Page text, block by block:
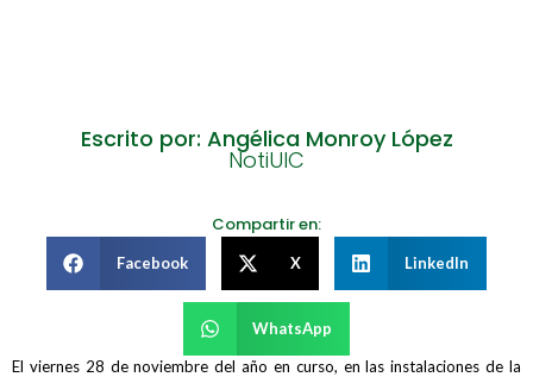
Escrito por: Angélica Monroy López
NotiUIC
Compartir en:
Facebook X LinkedIn
WhatsApp
El viernes 28 de noviembre del año en curso, en las instalaciones de la